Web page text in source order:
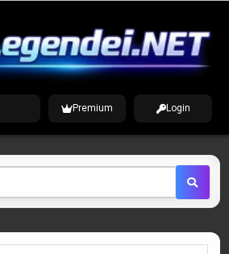
Premium Login